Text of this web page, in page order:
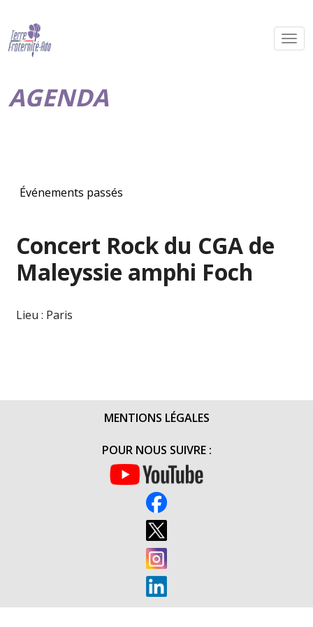
AGENDA
Événements passés
Concert Rock du CGA de
Maleyssie amphi Foch
Lieu : Paris
MENTIONS LÉGALES
POUR NOUS SUIVRE :